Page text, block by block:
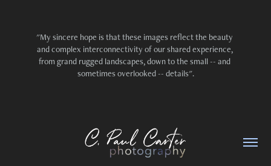
"My sincere hope is that these images reflect the beauty
and complex interconnectivity of our shared experience,
from grand rugged landscapes, down to the small -- and
sometimes overlooked -- details".